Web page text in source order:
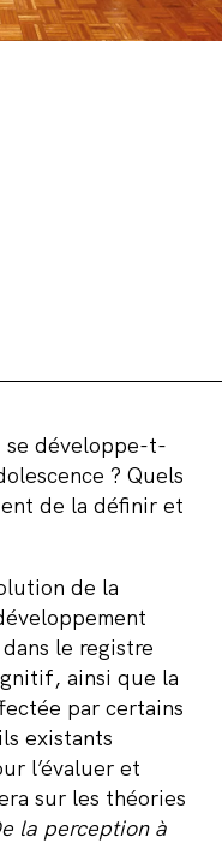
se développe-t-
? Quels
de la définir et
de la
le registre
ainsi que la
par certains
existants
l’évaluer et
sur les théories
la perception à